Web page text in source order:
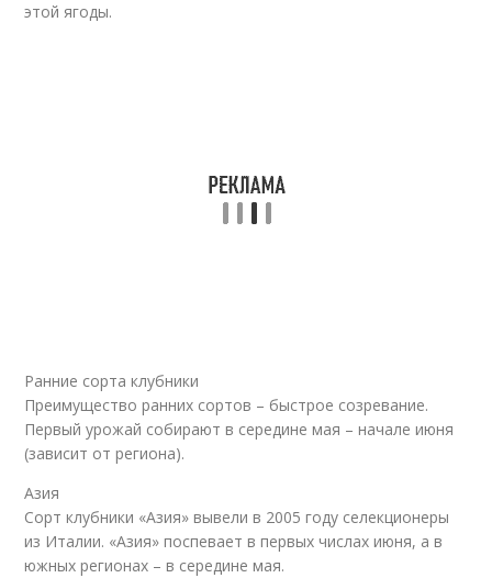
этой ягоды.
Ранние сорта клубники
Преимущество ранних сортов – быстрое созревание.
Первый урожай собирают в середине мая – начале июня
(зависит от региона).
Азия
Сорт клубники «Азия» вывели в 2005 году селекционеры
из Италии. «Азия» поспевает в первых числах июня, а в
южных регионах – в середине мая.